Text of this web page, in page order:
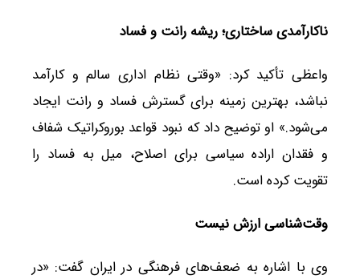
ناکارآمدی ساختاری؛ ریشه رانت و فساد
واعظی تأکید کرد: «وقتی نظام اداری سالم و کارآمد
نباشد، بهترین زمینه برای گسترش فساد و رانت ایجاد
می‌شود.» او توضیح داد که نبود قواعد بوروکراتیک شفاف
و فقدان اراده سیاسی برای اصلاح، میل به فساد را
تقویت کرده است.
وقت‌شناسی ارزش نیست
وی با اشاره به ضعف‌های فرهنگی در ایران گفت: «در